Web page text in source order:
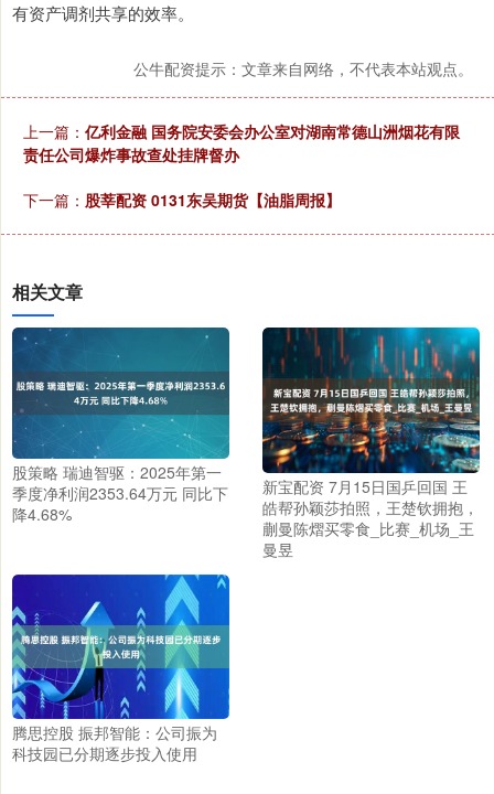
有资产调剂共享的效率。
公牛配资提示：文章来自网络，不代表本站观点。
上一篇： 亿利金融 国务院安委会办公室对湖南常德山洲烟花有限
责任公司爆炸事故查处挂牌督办
下一篇： 股莘配资 0131东吴期货【油脂周报】
相关文章
股策略 瑞迪智驱：2025年第一
季度净利润2353.64万元 同比下
降4.68%
新宝配资 7月15日国乒回国 王
皓帮孙颖莎拍照，王楚钦拥抱，
蒯曼陈熠买零食_比赛_机场_王
曼昱
腾思控股 振邦智能：公司振为
科技园已分期逐步投入使用